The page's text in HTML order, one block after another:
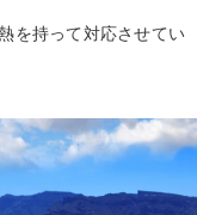
を持って対応させてい